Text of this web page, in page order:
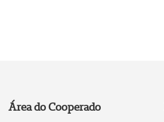
Área do Cooperado